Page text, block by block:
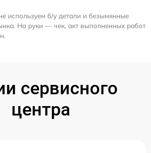
используем б/у детали и безымянные
На руки — чек, акт выполненных работ
сервисного
центра